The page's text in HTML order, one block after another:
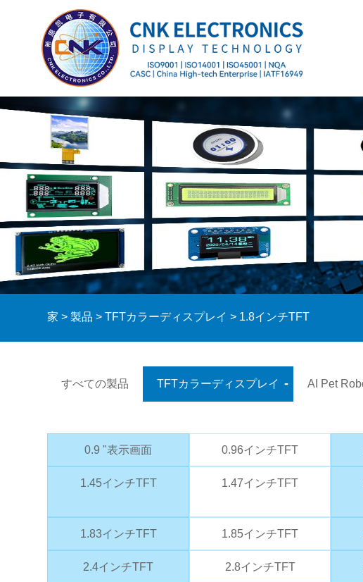
家 > 製品 >TFTカラーディスプレイ > 1.8インチTFT
すべての製品 TFTカラーディスプレイ AI Pet
0.9 "表示画面 0.96インチTFT
1.45インチTFT 1.47インチTFT
1.83インチTFT 1.85インチTFT
2.4インチTFT 2.8インチTFT